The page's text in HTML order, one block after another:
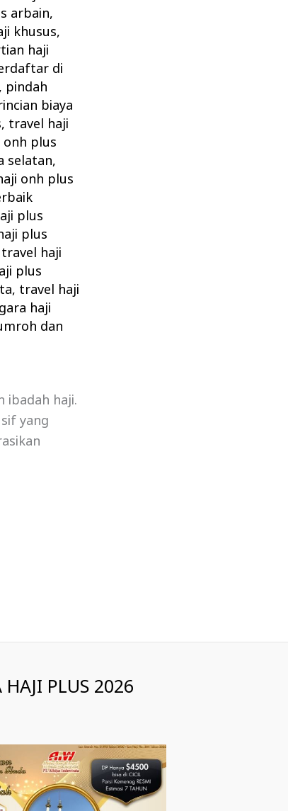
arbain,
khusus,
haji
di
pindah
biaya
, travel haji
plus
selatan,
onh plus
plus
plus
travel haji
plus
, travel haji
haji
dan
ibadah haji.
yang
HAJI PLUS 2026